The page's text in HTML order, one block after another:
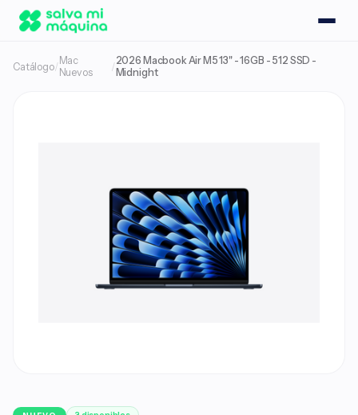
Catálogo/ Mac
Nuevos
/ 2026 Macbook Air M5 13" - 16GB - 512 SSD -
Midnight